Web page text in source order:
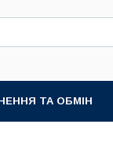
ТА ОБМІН